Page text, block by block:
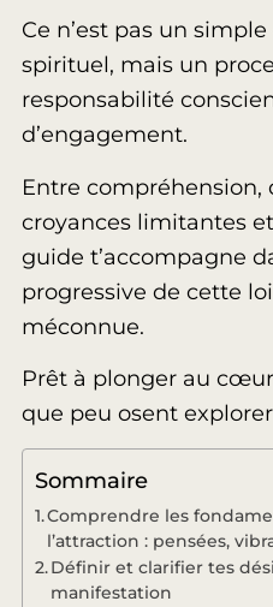
Ce n’est pas un
spirituel, mais un
responsabilité
d’engagement.
Entre compréhension,
croyances limitantes
guide t’accompagne
progressive de cette
méconnue.
Prêt à plonger au
que peu osent
Sommaire
Comprendre les
l’attraction : pensées,
Définir et clarifier tes
manifestation